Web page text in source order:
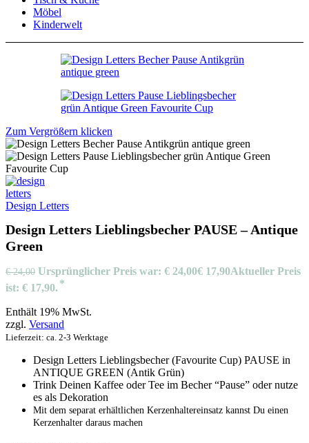
Möbel
Kinderwelt
Zum Vergrößern klicken
Design Letters
Design Letters Lieblingsbecher PAUSE – Antique
Green
€24,00 Ursprünglicher Preis war: € 24,00€ 17,90Aktueller Preis
ist: € 17,90.
Enthält 19% MwSt.
zzgl. Versand
Lieferzeit: ca. 2-3 Werktage
Design Letters Lieblingsbecher (Favourite Cup) PAUSE in
ANTIQUE GREEN (Antik Grün)
Trink Deinen Kaffee oder Tee im Becher “Pause” oder nutze
es als Dekoration
Mit dem separat erhältlichen Kerzenhaltereinsatz kannst Du einen
Kerzenhalter daraus machen